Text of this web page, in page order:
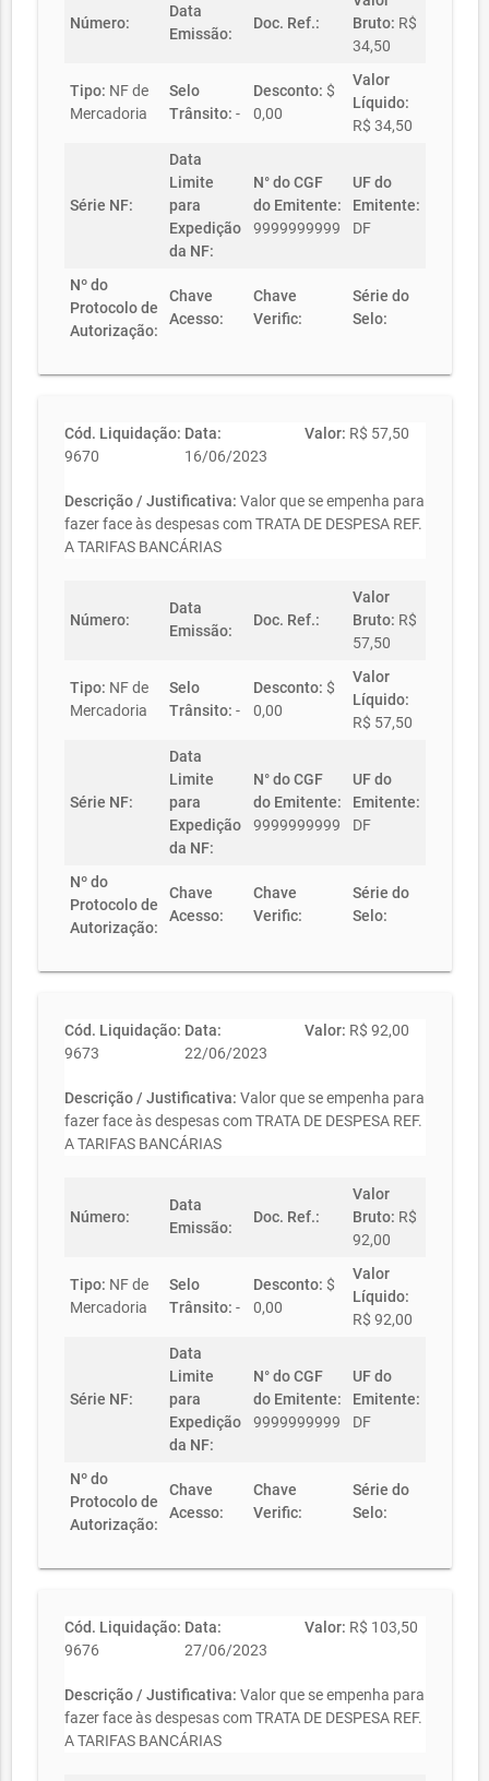
Número:
Data
Emissão:
Doc. Ref.:
Bruto: R$
34,50
Tipo: NF de
Mercadoria
Selo
Trânsito: -
Desconto: $
0,00
Valor
Líquido:
R$ 34,50
Série NF:
Data
Limite
para
Expedição
da NF:
N° do CGF
do Emitente:
9999999999
UF do
Emitente:
DF
Nº do
Protocolo de
Autorização:
Chave
Acesso:
Chave
Verific:
Série do
Selo:
Cód. Liquidação:
9670
Data:
16/06/2023
Valor: R$ 57,50
Descrição / Justificativa: Valor que se empenha para
fazer face às despesas com TRATA DE DESPESA REF.
A TARIFAS BANCÁRIAS
Número:
Data
Emissão:
Doc. Ref.:
Valor
Bruto: R$
57,50
Tipo: NF de
Mercadoria
Selo
Trânsito: -
Desconto: $
0,00
Valor
Líquido:
R$ 57,50
Série NF:
Data
Limite
para
Expedição
da NF:
N° do CGF
do Emitente:
9999999999
UF do
Emitente:
DF
Nº do
Protocolo de
Autorização:
Chave
Acesso:
Chave
Verific:
Série do
Selo:
Cód. Liquidação:
9673
Data:
22/06/2023
Valor: R$ 92,00
Descrição / Justificativa: Valor que se empenha para
fazer face às despesas com TRATA DE DESPESA REF.
A TARIFAS BANCÁRIAS
Número:
Data
Emissão:
Doc. Ref.:
Valor
Bruto: R$
92,00
Tipo: NF de
Mercadoria
Selo
Trânsito: -
Desconto: $
0,00
Valor
Líquido:
R$ 92,00
Série NF:
Data
Limite
para
Expedição
da NF:
N° do CGF
do Emitente:
9999999999
UF do
Emitente:
DF
Nº do
Protocolo de
Autorização:
Chave
Acesso:
Chave
Verific:
Série do
Selo:
Cód. Liquidação:
9676
Data:
27/06/2023
Valor: R$ 103,50
Descrição / Justificativa: Valor que se empenha para
fazer face às despesas com TRATA DE DESPESA REF.
A TARIFAS BANCÁRIAS